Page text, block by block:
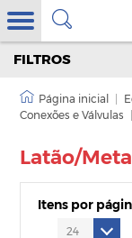
Conexões e Válvulas
FILTROS
Latão/
Itens por